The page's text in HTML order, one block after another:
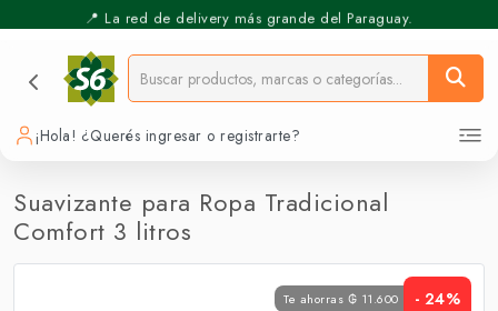
📍 La red de delivery más grande del Paraguay.
⚡️ Pickup Express - Retirás en 30 min.
¡Hola! ¿Querés ingresar o registrarte?
Suavizante para Ropa Tradicional
Comfort 3 litros
Te ahorras ₲ 11.600 - 24%